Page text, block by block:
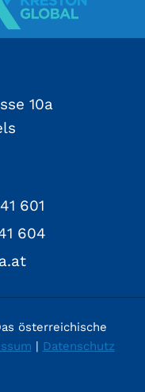
10a
601
604
österreichische
| Datenschutz